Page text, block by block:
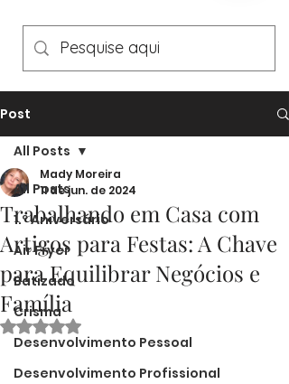
Post
All Posts
1.º Aniversário
Air Fryer
Batizado
Crisma
Desenvolvimento Pessoal
Desenvolvimento Profissional
All Posts
Trabalhando em Casa com
Artigos para Festas: A Chave
para Equilibrar Negócios e
Família
Mady Moreira
11 de jun. de 2024
Avaliado com NaN de 5 estrelas.